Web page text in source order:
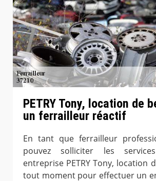
PETRY Tony, location de
un ferrailleur réactif
En tant que ferrailleur
pouvez solliciter les
entreprise PETRY Tony, location
tout moment pour effectuer un